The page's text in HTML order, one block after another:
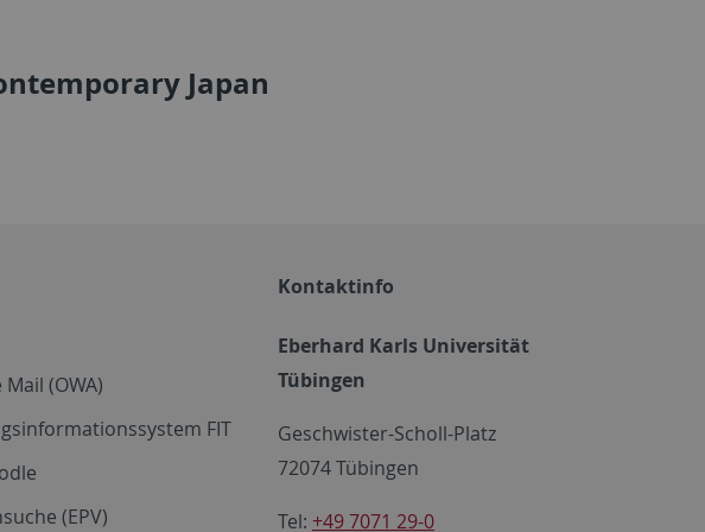
Japan
(OWA)
FIT
(EPV)
Kontaktinfo
Eberhard Karls Universität
Tübingen
Geschwister-Scholl-Platz
72074 Tübingen
Tel: +49 7071 29-0